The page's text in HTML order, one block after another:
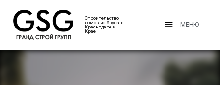
Строительство
домов из бруса в
Краснодаре и
Крае
МЕНЮ